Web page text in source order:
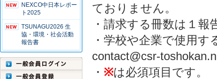
NEXCO中日本レポー
ト2025
TSUNAGU2026 生
協・環境・社会活動
報告書
ておりません。
・請求する冊数は１
・学校や企業で使用
contact@csr-
・ ※は必須項目です。